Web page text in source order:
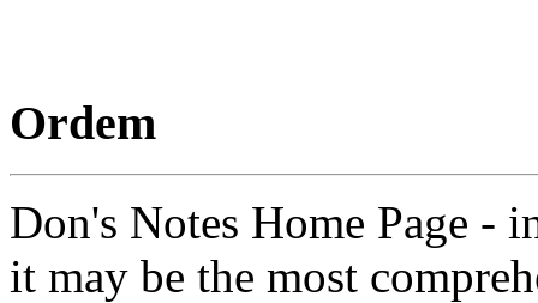
Ordem
Don's Notes Home Page -
it may be the most